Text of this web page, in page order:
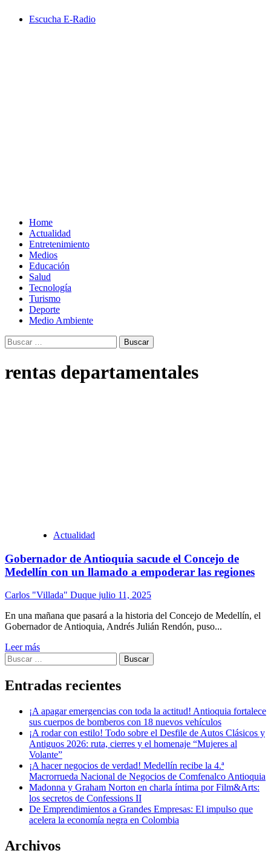
Escucha E-Radio
Home
Actualidad
Entretenimiento
Medios
Educación
Salud
Tecnología
Turismo
Deporte
Medio Ambiente
Buscar:
rentas departamentales
Actualidad
Gobernador de Antioquia sacude el Concejo de
Medellín con un llamado a empoderar las regiones
Carlos "Villada" Duque julio 11, 2025
En una mañana que pasará a la historia del Concejo de Medellín, el
Gobernador de Antioquia, Andrés Julián Rendón, puso...
Leer más
Buscar:
Entradas recientes
¡A apagar emergencias con toda la actitud! Antioquia fortalece
sus cuerpos de bomberos con 18 nuevos vehículos
¡A rodar con estilo! Todo sobre el Desfile de Autos Clásicos y
Antiguos 2026: ruta, cierres y el homenaje “Mujeres al
Volante”
¡A hacer negocios de verdad! Medellín recibe la 4.ª
Macrorrueda Nacional de Negocios de Comfenalco Antioquia
Madonna y Graham Norton en charla íntima por Film&Arts:
los secretos de Confessions II
De Emprendimientos a Grandes Empresas: El impulso que
acelera la economía negra en Colombia
Archivos